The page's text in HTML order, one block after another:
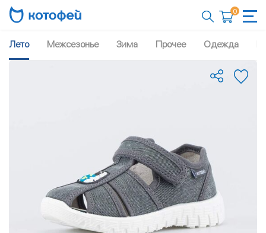
0
Лето Межсезонье Зима Прочее Одежда